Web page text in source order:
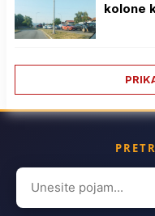
kolone
Search
for: